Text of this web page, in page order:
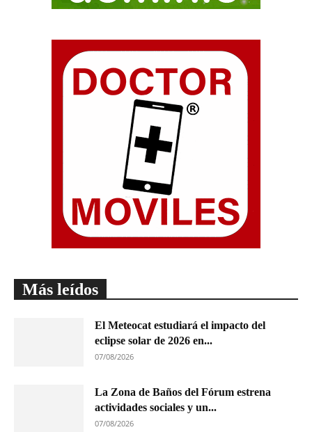
Más leídos
El Meteocat estudiará el impacto del
eclipse solar de 2026 en...
07/08/2026
La Zona de Baños del Fórum estrena
actividades sociales y un...
07/08/2026